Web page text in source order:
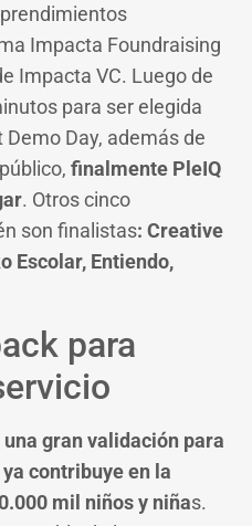
Impacta Foundraising
Impacta VC. Luego de
para ser elegida
Day, además de
finalmente PleIQ
. Otros cinco
son finalistas: Creative
Escolar, Entiendo,
para
gran validación para
contribuye en la
mil niños y niñas.